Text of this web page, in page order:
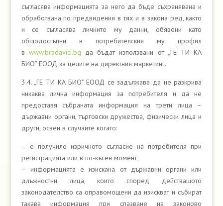
съгласява информацията за него да бъде съхранявана и
обработвана по предвидения в тях и в закона ред, както
и се съгласява личните му данни, обявени като
общодостъпни в потребителския му профил
в www.bradavici.bg да бъдат използвани от „ГЕ ТИ КА
БИО” ЕООД за целите на директния маркетинг.
3.4. „ГЕ ТИ КА БИО" ЕООД се задължава да не разкрива
никаква лична информация за потребителя и да не
предоставя събраната информация на трети лица –
държавни органи, търговски дружества, физически лица и
други, освен в случаите когато:
– е получило изричното съгласие на потребителя при
регистрацията или в по-късен момент;
– информацията е изискана от държавни органи или
длъжностни лица, които според действащото
законодателство са оправомощени да изискват и събират
такава информация при спазване на законово